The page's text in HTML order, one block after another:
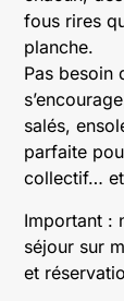
fous rires
planche.
Pas besoin
salés,
parfaite
collectif…
Important :
séjour sur
et